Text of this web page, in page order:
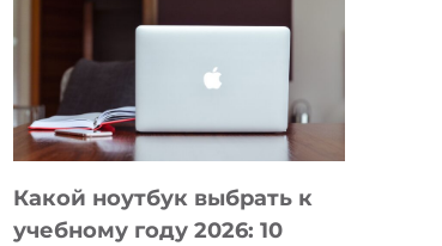
КОТОРЫЕ
СОЗДАВАТЬ
БЕЗ
КОДА
Какой ноутбук выбрать к
учебному году 2026: 10